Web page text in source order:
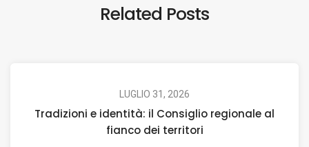
Related Posts
LUGLIO 31, 2026
Tradizioni e identità: il Consiglio regionale al
fianco dei territori